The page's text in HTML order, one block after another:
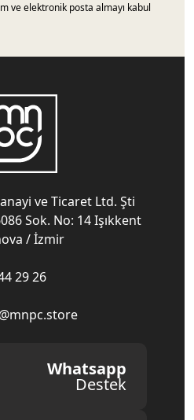
ve elektronik posta almayı kabul
ve Ticaret Ltd. Şti
Sok. No: 14 Işıkkent
/ İzmir
29 26
Whatsapp
Destek